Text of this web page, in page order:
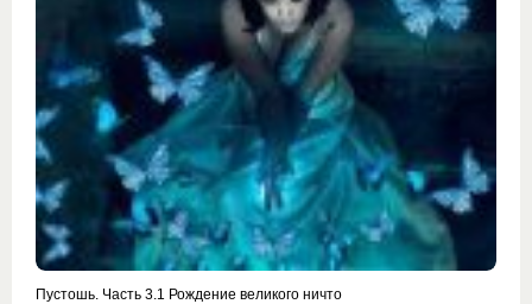
Пустошь. Часть 3.1 Рождение великого ничто